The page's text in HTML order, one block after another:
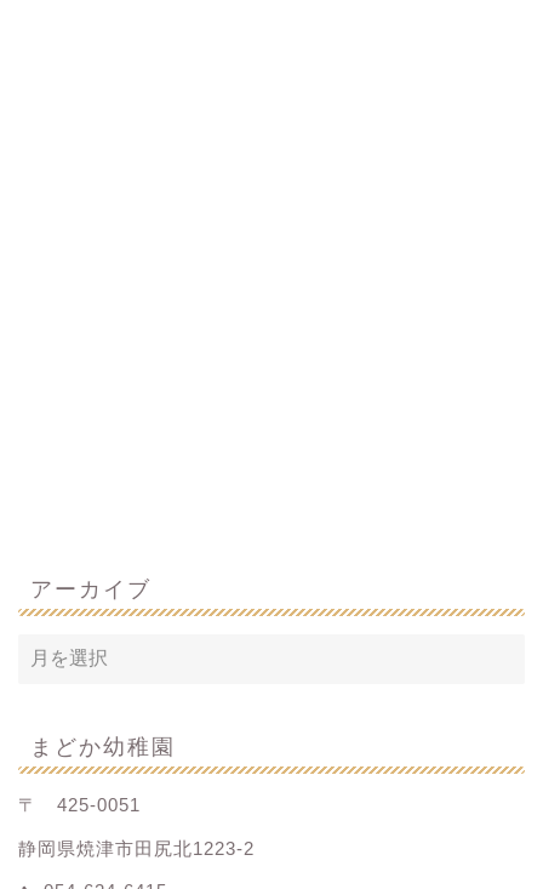
アーカイブ
まどか幼稚園
〒 425-0051
静岡県焼津市田尻北1223-2